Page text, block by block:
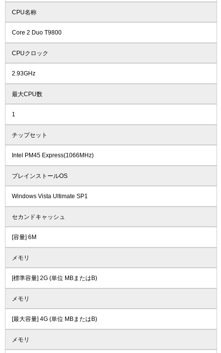
CPU名称
Core 2 Duo T9800
CPUクロック
2.93GHz
最大CPU数
1
チップセット
Intel PM45 Express(1066MHz)
プレインストールOS
Windows Vista Ultimate SP1
セカンドキャッシュ
[容量] 6M
メモリ
[標準容量] 2G (単位 MBまたはB)
メモリ
[最大容量] 4G (単位 MBまたはB)
メモリ